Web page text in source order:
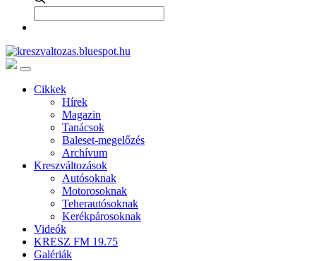
Cikkek
Hírek
Magazin
Tanácsok
Baleset-megelőzés
Archívum
Kreszváltozások
Autósoknak
Motorosoknak
Teherautósoknak
Kerékpárosoknak
Videók
KRESZ FM 19.75
Galériák